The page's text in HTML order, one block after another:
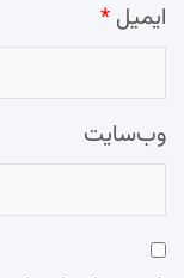
ایمیل *
وب‌سایت